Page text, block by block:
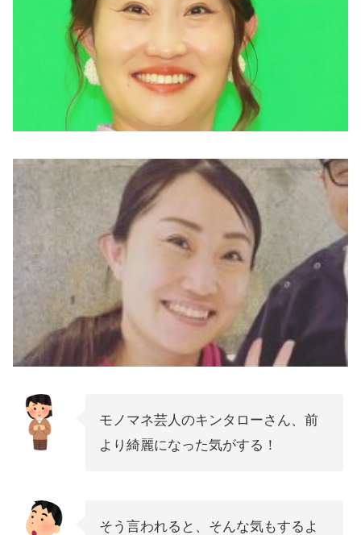
モノマネ芸人のキンタローさん、前
より綺麗になった気がする！
そう言われると、そんな気もするよ